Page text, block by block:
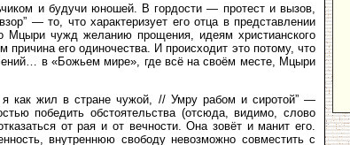
и будучи юношей. В гордости — протест и вызов,
— то, что характеризует его отца в представлении
чужд желанию прощения, идеям христианского
его одиночества. И происходит это потому, что
в «Божьем мире», где всё на своём месте, Мцыри
как жил в стране чужой, // Умру рабом и сиротой” —
победить обстоятельства (отсюда, видимо, слово
от рая и от вечности. Она зовёт и манит его.
внутреннюю свободу невозможно совместить с